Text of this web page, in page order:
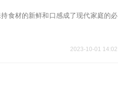
食材的新鲜和口感成了现代家庭的必
2023-10-01 14:02